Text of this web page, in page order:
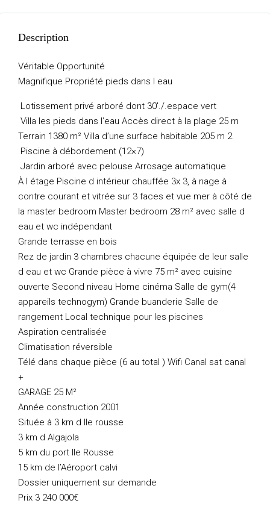
Description
Véritable Opportunité
Magnifique Propriété pieds dans l eau
Lotissement privé arboré dont 30′./.espace vert
Villa les pieds dans l’eau Accès direct à la plage 25 m
Terrain 1380 m² Villa d’une surface habitable 205 m 2
Piscine à débordement (12×7)
Jardin arboré avec pelouse Arrosage automatique
À l étage Piscine d intérieur chauffée 3x 3, à nage à
contre courant et vitrée sur 3 faces et vue mer à côté de
la master bedroom Master bedroom 28 m² avec salle d
eau et wc indépendant
Grande terrasse en bois
Rez de jardin 3 chambres chacune équipée de leur salle
d eau et wc Grande pièce à vivre 75 m² avec cuisine
ouverte Second niveau Home cinéma Salle de gym(4
appareils technogym) Grande buanderie Salle de
rangement Local technique pour les piscines
Aspiration centralisée
Climatisation réversible
Télé dans chaque pièce (6 au total ) Wifi Canal sat canal
+
GARAGE 25 M²
Année construction 2001
Située à 3 km d Ile rousse
3 km d Algajola
5 km du port Ile Rousse
15 km de l’Aéroport calvi
Dossier uniquement sur demande
Prix 3 240 000€